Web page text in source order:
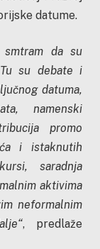
datume.
da su
su debate i
datuma,
namenski
promo
i istaknutih
saradnja
aktivima
neformalnim
, predlaže